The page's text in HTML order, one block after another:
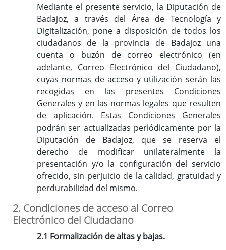
Mediante el presente servicio, la Diputación de
Badajoz, a través del Área de Tecnología y
Digitalización, pone a disposición de todos los
ciudadanos de la provincia de Badajoz una
cuenta o buzón de correo electrónico (en
adelante, Correo Electrónico del Ciudadano),
cuyas normas de acceso y utilización serán las
recogidas en las presentes Condiciones
Generales y en las normas legales que resulten
de aplicación. Estas Condiciones Generales
podrán ser actualizadas periódicamente por la
Diputación de Badajoz, que se reserva el
derecho de modificar unilateralmente la
presentación y/o la configuración del servicio
ofrecido, sin perjuicio de la calidad, gratuidad y
perdurabilidad del mismo.
2. Condiciones de acceso al Correo
Electrónico del Ciudadano
2.1 Formalización de altas y bajas.